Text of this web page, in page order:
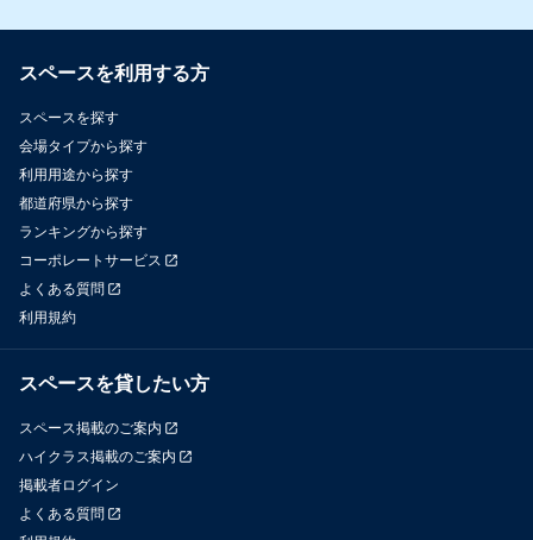
スペースを利用する方
スペースを探す
会場タイプから探す
利用用途から探す
都道府県から探す
ランキングから探す
コーポレートサービス
よくある質問
利用規約
スペースを貸したい方
スペース掲載のご案内
ハイクラス掲載のご案内
掲載者ログイン
よくある質問